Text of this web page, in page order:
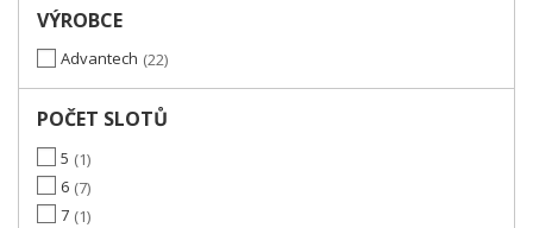
VÝROBCE
Advantech 22
POČET SLOTŮ
5
1
6 7
7 1